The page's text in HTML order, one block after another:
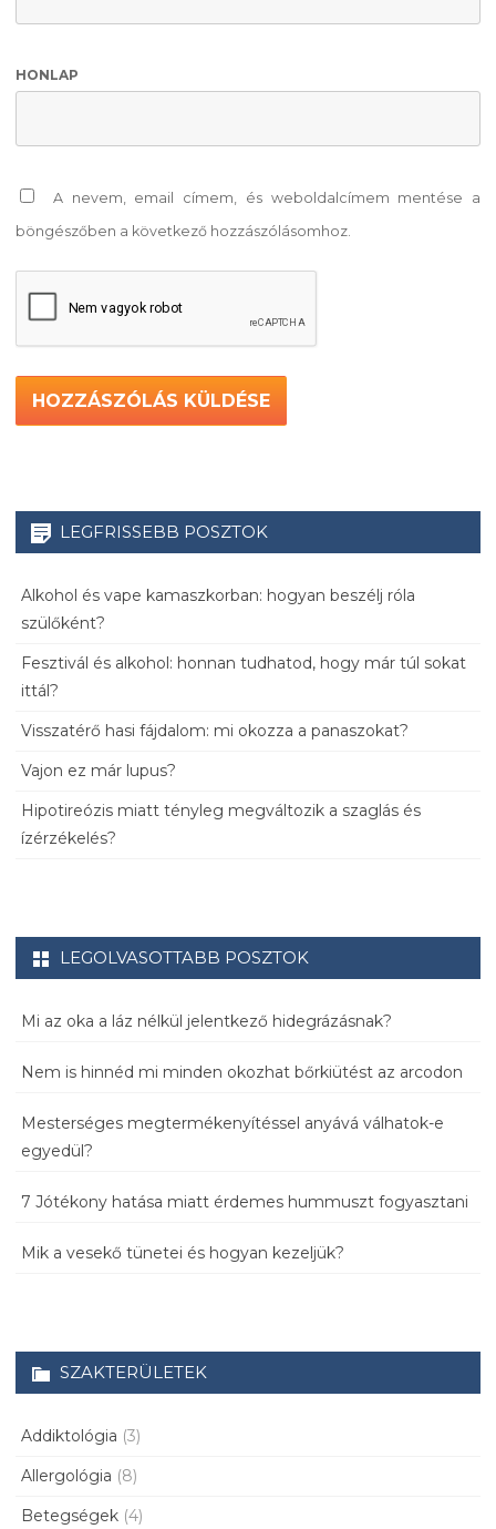
HONLAP
A nevem, email címem, és weboldalcímem mentése a
böngészőben a következő hozzászólásomhoz.
LEGFRISSEBB POSZTOK
Alkohol és vape kamaszkorban: hogyan beszélj róla
szülőként?
Fesztivál és alkohol: honnan tudhatod, hogy már túl sokat
ittál?
Visszatérő hasi fájdalom: mi okozza a panaszokat?
Vajon ez már lupus?
Hipotireózis miatt tényleg megváltozik a szaglás és
ízérzékelés?
LEGOLVASOTTABB POSZTOK
Mi az oka a láz nélkül jelentkező hidegrázásnak?
Nem is hinnéd mi minden okozhat bőrkiütést az arcodon
Mesterséges megtermékenyítéssel anyává válhatok-e
egyedül?
7 Jótékony hatása miatt érdemes hummuszt fogyasztani
Mik a vesekő tünetei és hogyan kezeljük?
SZAKTERÜLETEK
Addiktológia (3)
Allergológia (8)
Betegségek (4)